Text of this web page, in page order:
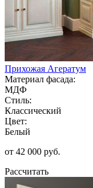
Прихожая Агератум
Материал фасада:
МДФ
Стиль:
Классический
Цвет:
Белый
от 42 000 руб.
Рассчитать